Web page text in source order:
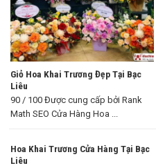
Giỏ Hoa Khai Trương Đẹp Tại Bạc
Liêu
90 / 100 Được cung cấp bởi Rank
Math SEO Cửa Hàng Hoa ...
Hoa Khai Trương Cửa Hàng Tại Bạc
Liêu